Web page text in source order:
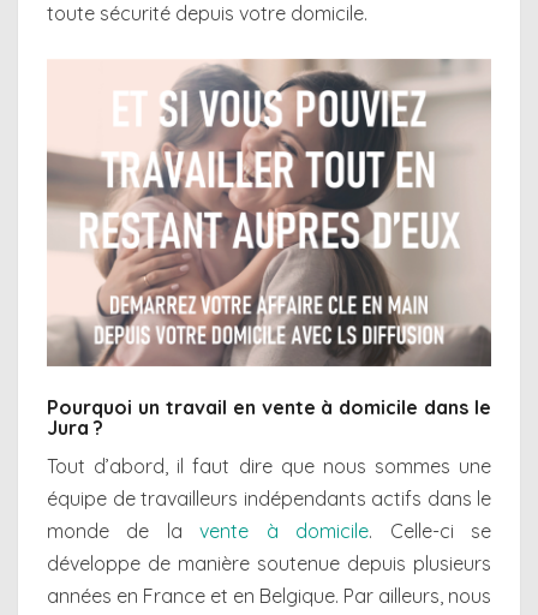
toute sécurité depuis votre domicile.
Pourquoi un travail en vente à domicile dans le
Jura ?
Tout d’abord, il faut dire que nous sommes une
équipe de travailleurs indépendants actifs dans le
monde de lavente à domicile. Celle-ci se
développe de manière soutenue depuis plusieurs
années en France et en Belgique. Par ailleurs, nous